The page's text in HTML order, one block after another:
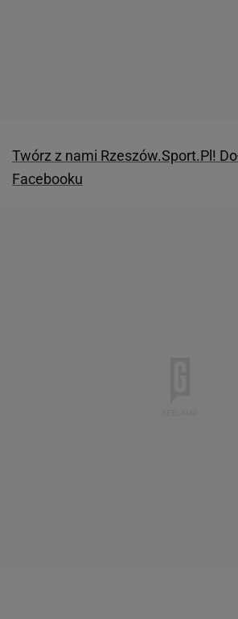
Twórz z nami Rzeszów.Sport.Pl!
Facebooku